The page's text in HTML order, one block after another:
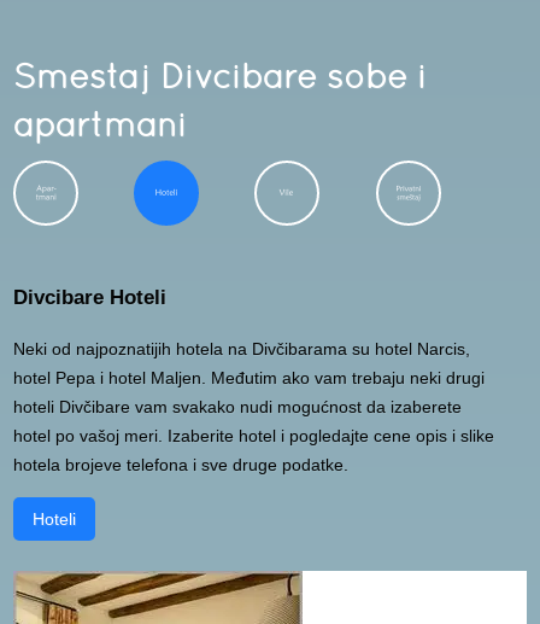
Smestaj Divcibare sobe i
apartmani
Divcibare Hoteli
Neki od najpoznatijih hotela na Divčibarama su hotel Narcis,
hotel Pepa i hotel Maljen. Međutim ako vam trebaju neki drugi
hoteli Divčibare vam svakako nudi mogućnost da izaberete
hotel po vašoj meri. Izaberite hotel i pogledajte cene opis i slike
hotela brojeve telefona i sve druge podatke.
Hoteli